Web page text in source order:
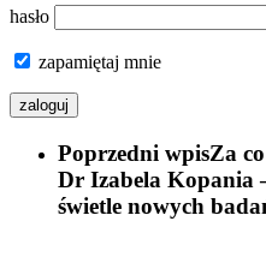
hasło
zapamiętaj mnie
Poprzedni wpisZa
Dr Izabela Kopania
świetle nowych